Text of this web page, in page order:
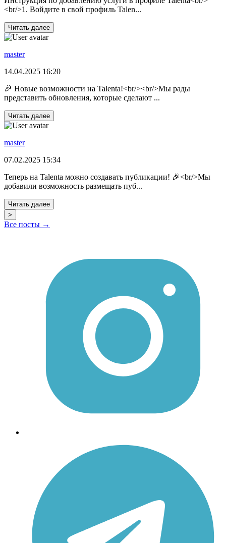
<br/>1. Войдите в свой профиль Talen...
Читать далее
master
14.04.2025 16:20
🎉 Новые возможности на Talenta!<br/><br/>Мы рады
представить обновления, которые сделают ...
Читать далее
master
07.02.2025 15:34
Теперь на Talenta можно создавать публикации! 🎉<br/>Мы
добавили возможность размещать пуб...
Читать далее
>
Все посты →